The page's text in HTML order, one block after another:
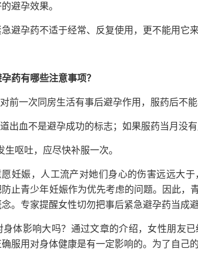
避孕效果。
避孕药不适于经常、反复使用，更不能用它
药有哪些注意事项？
前一次同房生活有事后避孕作用，服药后不
出血不是避孕成功的标志；如果服药当月没
呕吐，应尽快补服一次。
妊娠，人工流产对她们身心的伤害远远大
止青少年妊娠作为优先考虑的问题。因此，
。专家提醒女性切勿把事后紧急避孕药当成
体影响大吗？通过文章的介绍，女性朋友
服用对身体健康是有一定影响的。为了自己